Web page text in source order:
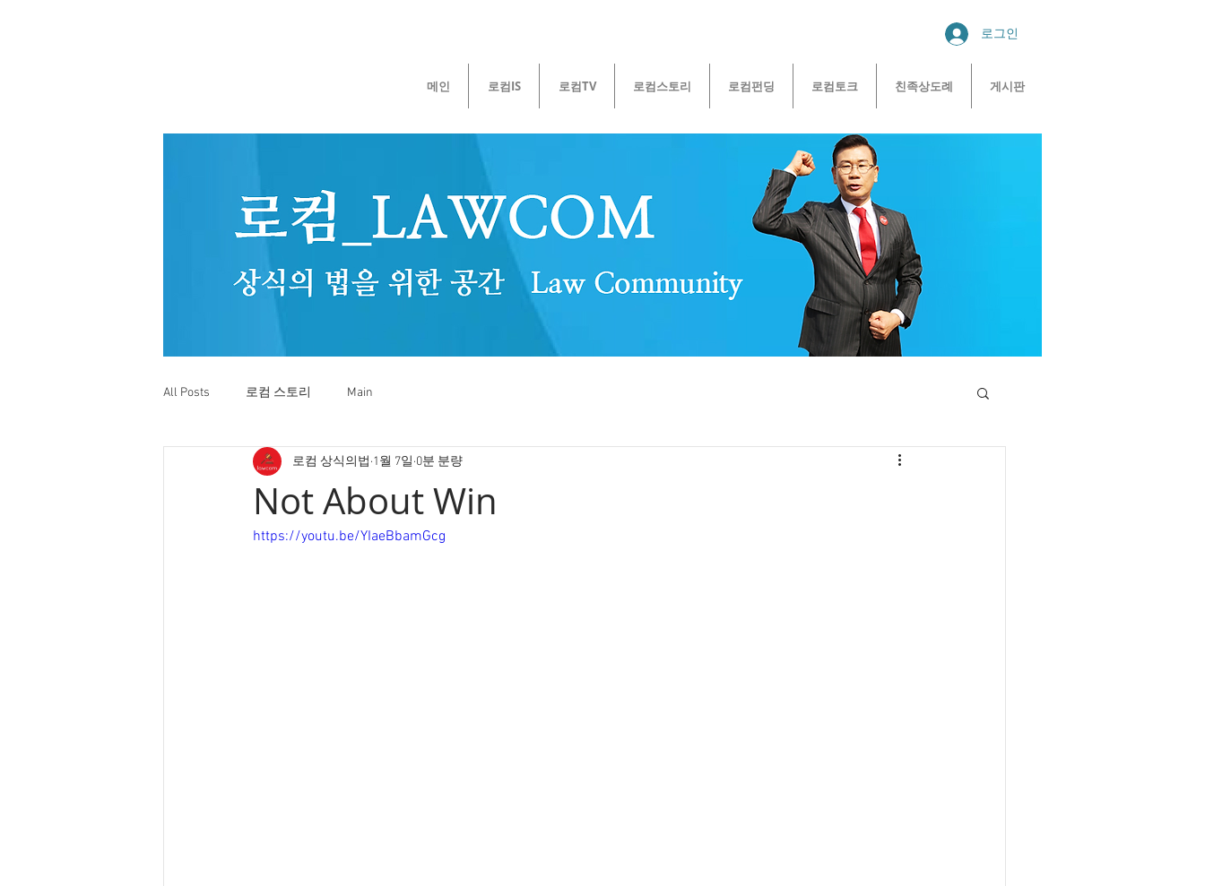
로그인
메인 로컴IS 로컴TV 로컴스토리 로컴펀딩 로컴토크 친족상도례 게시판
All Posts 로컴 스토리 Main
Not About Win
로컴 상식의법 1월 7일 0분 분량
https://youtu.be/YIaeBbamGcg